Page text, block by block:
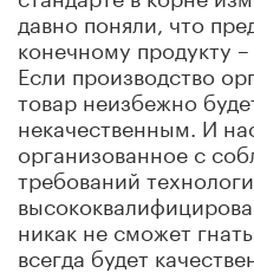
давно поняли, что
конечному продукту
Если производство
товар неизбежно
некачественным. И
организованное с
требований
никак не сможет
всегда будет